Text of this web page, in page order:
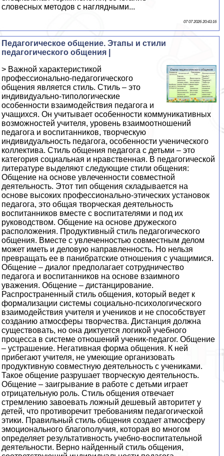
словесных методов с наглядными...
07 07 2026 20:43:16
Педагогическое общение. Этапы и стили
педагогического общения |
> Важной характеристикой
профессионально-педагогического
общения является стиль. Стиль – это
индивидуально-типологические
особенности взаимодействия педагога и
учащихся. Он учитывает особенности коммуникативных
возможностей учителя, уровень взаимоотношений
педагога и воспитанников, творческую
индивидуальность педагога, особенности ученического
коллектива. Стиль общения педагога с детьми – это
категория социальная и нравственная. В педагогической
литературе выделяют следующие стили общения:
Общение на основе увлеченности совместной
деятельность. Этот тип общения складывается на
основе высоких профессионально-этических установок
педагога, это общая творческая деятельность
воспитанников вместе с воспитателями и под их
руководством. Общение на основе дружеского
расположения. Продуктивный стиль педагогического
общения. Вместе с увлеченностью совместным делом
может иметь и деловую направленность. Но нельзя
превращать ее в панибратские отношения с учащимися.
Общение – диалог предполагает сотрудничество
педагога и воспитанников на основе взаимного
уважения. Общение – дистанцирование.
Распространенный стиль общения, который ведет к
формализации системы социально-психологического
взаимодействия учителя и учеников и не способствует
созданию атмосферы творчества. Дистанция должна
существовать, но она диктуется логикой учебного
процесса в системе отношений ученик-педагог. Общение
– устрашение. Негативная форма общения. К ней
прибегают учителя, не умеющие организовать
продуктивную совместную деятельность с учениками.
Такое общение разрушает творческую деятельность.
Общение – заигрывание в работе с детьми играет
отрицательную роль. Стиль общения отвечает
стремлению завоевать ложный дешевый авторитет у
детей, что противоречит требованиям педагогической
этики. Правильный стиль общения создает атмосферу
эмоционального благополучия, которая во многом
определяет результативность учебно-воспитательной
деятельности. Верно найденный стиль общения,